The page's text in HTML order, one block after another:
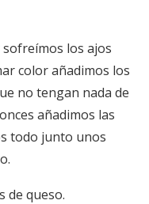
los ajos
color añadimos los
no tengan nada de
añadimos las
todo junto unos
de queso.